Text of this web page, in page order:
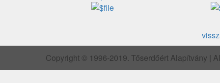
Copyright © 1996-2019. Tőserdőért Alapítvány |